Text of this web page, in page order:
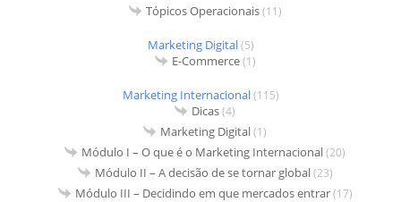
Tópicos Operacionais(11)
Marketing Digital(5)
E-Commerce(1)
Marketing Internacional(115)
Dicas(4)
Marketing Digital(1)
Módulo I – O que é o Marketing Internacional(20)
Módulo II – A decisão de se tornar global(23)
Módulo III – Decidindo em que mercados entrar(17)